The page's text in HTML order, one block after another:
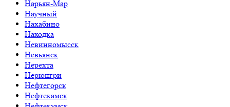
Нарьян-Мар
Научный
Нахабино
Находка
Невинномысск
Невьянск
Нерехта
Нерюнгри
Нефтегорск
Нефтекамск